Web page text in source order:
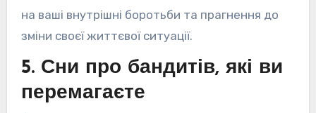
на ваші внутрішні боротьби та прагнення до
зміни своєї життєвої ситуації.
5. Сни про бандитів, які ви
перемагаєте